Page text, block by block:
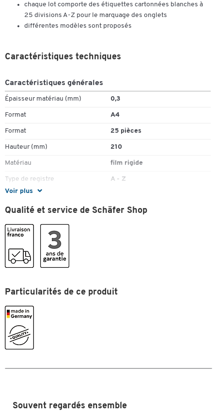
chaque lot comporte des étiquettes cartonnées blanches à
25 divisions A-Z pour le marquage des onglets
différentes modèles sont proposés
Voir plus
Caractéristiques techniques
Caractéristiques générales
Épaisseur matériau (mm) 0,3
Format A4
Format 25 pièces
Hauteur (mm) 210
Matériau film rigide
Type de registre A - Z
Coloris
Dimensions
Largeur (mm)
Qualité et service de Schäfer Shop
Particularités de ce produit
Souvent regardés ensemble